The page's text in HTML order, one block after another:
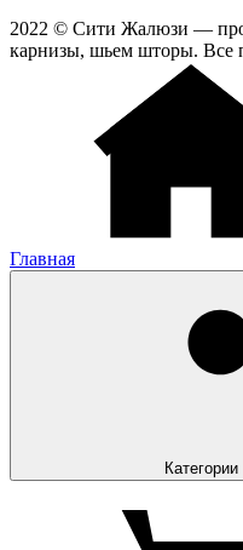
2022 © Сити Жалюзи —
карнизы, шьем шторы. Все
Главная
Категории